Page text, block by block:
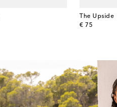
The Upside
€ 75
original price